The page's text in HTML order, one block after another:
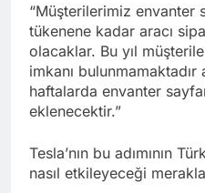
“Müşterilerimiz envanter
tükenene kadar aracı
olacaklar. Bu yıl
imkanı
haftalarda envanter
eklenecektir.”
Tesla’nın bu adımının
nasıl etkileyeceği